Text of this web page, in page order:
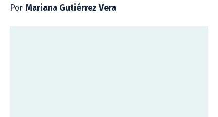
Por Mariana Gutiérrez Vera